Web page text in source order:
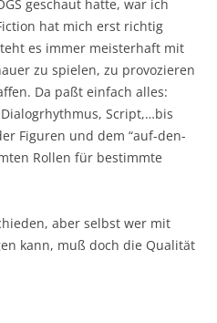
geschaut hatte, war ich
hat mich erst richtig
es immer meisterhaft mit
zu spielen, zu provozieren
Da paßt einfach alles:
Script,…bis
Figuren und dem “auf-den-
Rollen für bestimmte
aber selbst wer mit
kann, muß doch die Qualität